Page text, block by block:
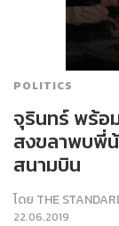
POLITICS
จุรินทร์ พร้อ
สงขลาพบพี่
สนามบิน
โดย THE
22.06.2019